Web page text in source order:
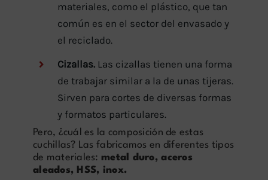
materiales, como el plástico, que tan
común es en el sector del envasado y
el reciclado.
Cizallas.Las cizallas tienen una forma
de trabajar similar a la de unas tijeras.
Sirven para cortes de diversas formas
y formatos particulares.
Pero, ¿cuál es la composición de estas
cuchillas? Las fabricamos en diferentes tipos
de materiales: metal duro, aceros
aleados, HSS, inox.